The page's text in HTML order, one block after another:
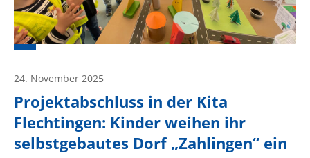
Projektabschluss in der Kita
Flechtingen: Kinder weihen ihr
selbstgebautes Dorf „Zahlingen“ ein
24. November 2025